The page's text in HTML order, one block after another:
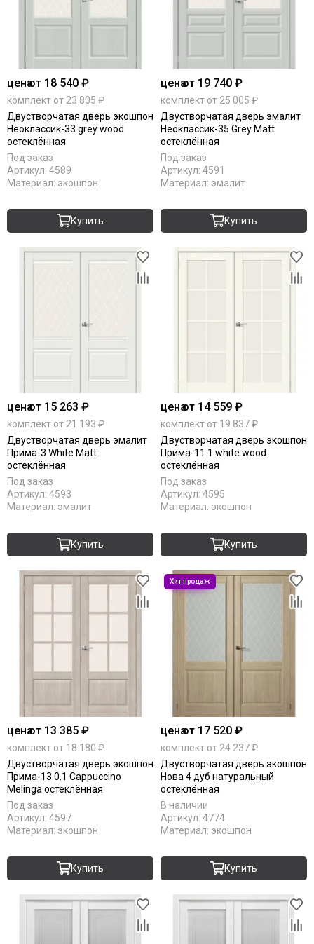
ценаот 18 540 ₽
комплект от 23 805 ₽
Двустворчатая дверь экошпон
Неоклассик-33 grey wood
остеклённая
Под заказ
Артикул: 4589
Материал: экошпон
Купить
ценаот 19 740 ₽
комплект от 25 005 ₽
Двустворчатая дверь эмалит
Неоклассик-35 Grey Matt
остеклённая
Под заказ
Артикул: 4591
Материал: эмалит
Купить
ценаот 15 263 ₽
комплект от 21 193 ₽
Двустворчатая дверь эмалит
Прима-3 White Matt
остеклённая
Под заказ
Артикул: 4593
Материал: эмалит
Купить
ценаот 14 559 ₽
комплект от 19 837 ₽
Двустворчатая дверь экошпон
Прима-11.1 white wood
остеклённая
Под заказ
Артикул: 4595
Материал: экошпон
Купить
ценаот 13 385 ₽
комплект от 18 180 ₽
Двустворчатая дверь экошпон
Прима-13.0.1 Cappuccino
Melinga остеклённая
Под заказ
Артикул: 4597
Материал: экошпон
Купить
ценаот 17 520 ₽
комплект от 24 237 ₽
Двустворчатая дверь экошпон
Нова 4 дуб натуральный
остеклённая
В наличии
Артикул: 4774
Материал: экошпон
Купить